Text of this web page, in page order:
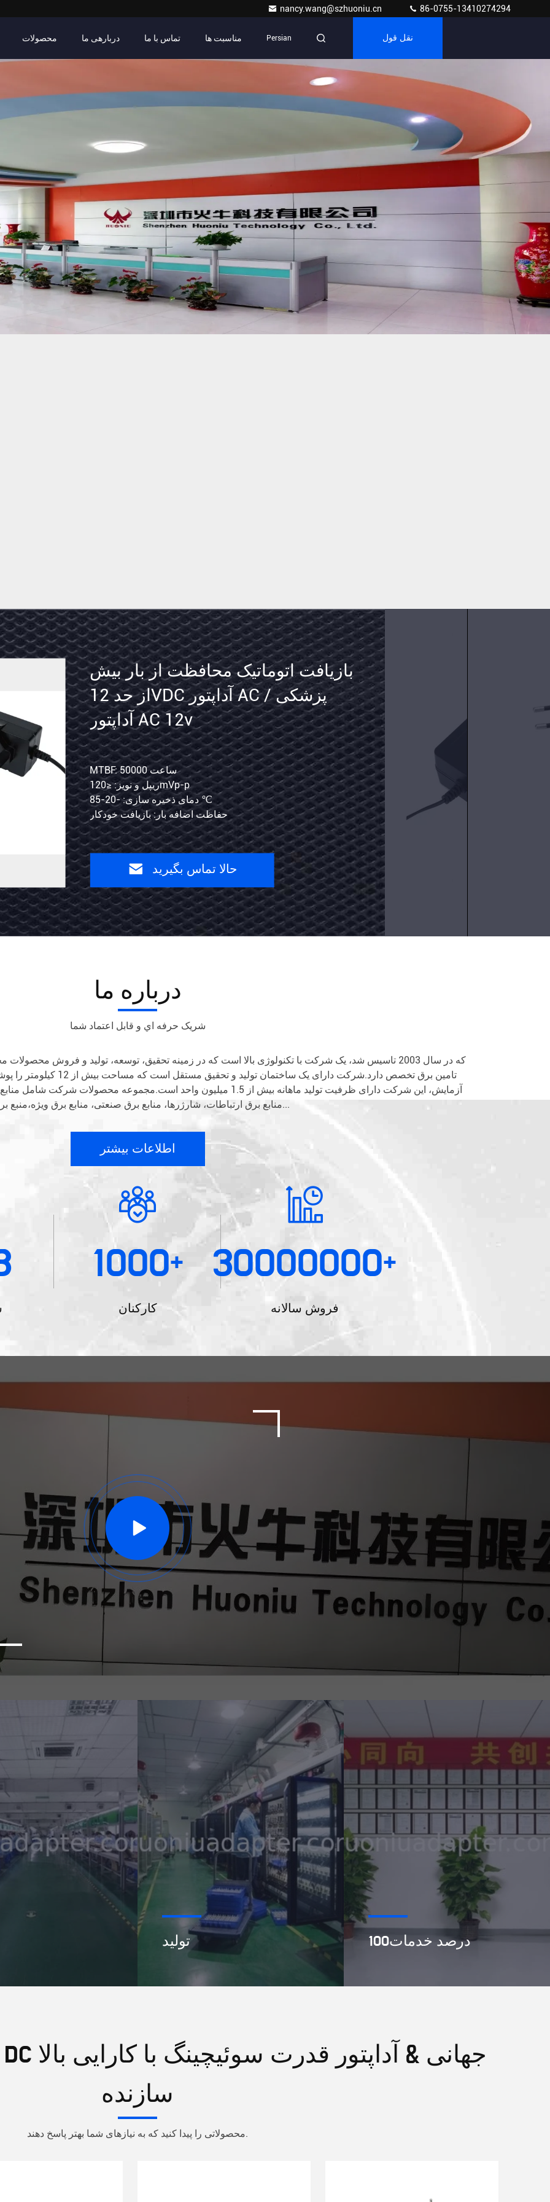
nancy.wang@szhuoniu.cn 86-0755-13410274294
محصولات دربارهی ما تماس با ما مناسبت ها Persian نقل قول
مسافرتی
با
پورت
های
آداپتور
برق
USB
وزن: 90 گرم
دسته بندی: شارژر USB
کلاس انرژی: VI
قدرت آمادگی: حداکثر 15 وات
حالا
تماس
بگیرید
بازیافت اتوماتیک محافظت از بار بیش
از حد 12VDC آداپتور AC پزشکی /
آداپتور AC 12v
MTBF: 50000 ساعت
ریپل و نویز: ≤120mVp-p
دمای ذخیره سازی: -20-85 ℃
حفاظت اضافه بار: بازیافت خودکار
حالا تماس بگیرید
درباره ما
شريک حرفه اي و قابل اعتماد شما
تامین برق تخصص دارد.شرکت دارای
آزمایش، این شرکت دارای ظرفیت تولید ماهانه بیش از 1.5 میلیون واحد است.مجموعه
منابع برق ارتباطات، شارژرها، منابع برق صنعتی، منابع برق ویژه،منبع برق ر...
اطلاعات بیشتر
1000+
کارکنان
30000000+
فروش سالانه
تولید 100درصد خدمات
سازنده
محصولاتی را پیدا کنید که به نیازهای شما بهتر پاسخ دهند.